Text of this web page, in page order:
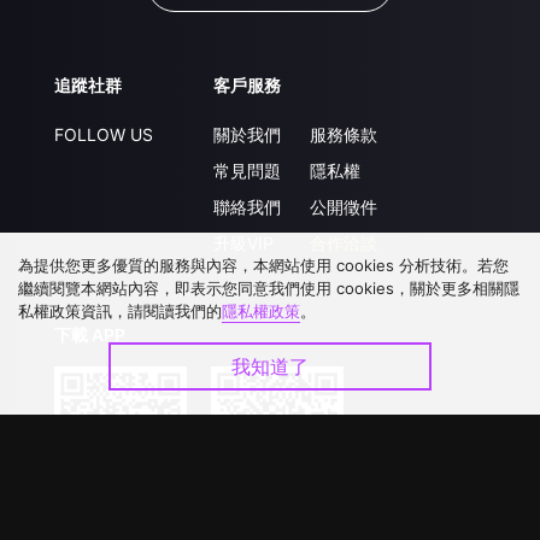
追蹤社群
FOLLOW US
客戶服務
關於我們
常見問題
聯絡我們
服務條款
隱私權
公開徵件
為提供您更多優質的服務與內容，本網站使用 cookies 分析技術。若您
繼續閱覽本網站內容，即表示您同意我們使用 cookies，關於更多相關隱
私權政策資訊，請閱讀我們的隱私權政策。
我知道了